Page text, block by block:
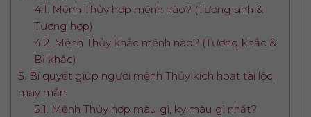
4.1. Mệnh Thủy hợp mệnh nào? (Tương sinh &
Tương hợp)
4.2. Mệnh Thủy khắc mệnh nào? (Tương khắc &
Bị khắc)
5. Bí quyết giúp người mệnh Thủy kích hoạt tài lộc,
may mắn
5.1. Mệnh Thủy hợp màu gì, kỵ màu gì nhất?